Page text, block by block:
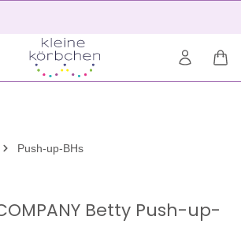
Push-up-BHs
COMPANY Betty Push-up-